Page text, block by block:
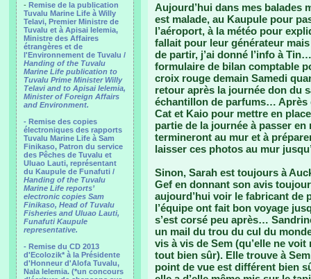
- Remise de la publication
Tuvalu Marine Life à Willy
Telavi, Premier Ministre de
Tuvalu et à Apisai Ielemia,
Ministre des Affaires
étrangères et de
l'Environnement de Tuvalu /
Handing of the Tuvalu
Marine Life publication to
Tuvalu Prime Minister Willy
Telavi and to Apisai Ielemia,
Minister of Foreign Affairs
and Environment.
- Remise des copies
électroniques des rapports
Tuvalu Marine Life à Sam
Finikaso, Patron du service
des Pêches de Tuvalu et
Uluao Lauti, représentant
du Kaupule de Funafuti /
Handing of the Tuvalu
Marine Life reports’
electronic copies Sam
Finikaso, Head of Tuvalu
Fisheries and Uluao Lauti,
Funafuti Kaupule
representative.
- Remise du CD 2013
d'Ecolozik* à la Présidente
d'Honneur d'Alofa Tuvalu,
Nala Ielemia. (*un concours
Aujourd’hui dans mes balades
est malade, au Kaupule pour
l’aéroport, à la météo pour
fallait pour leur générateur
de partir, j’ai donné l’info à
formulaire de bilan comptable
croix rouge demain Samedi
retour après la journée don du
échantillon de parfums… Après
Cat et Kaio pour mettre en
partie de la journée à passer
termineront au mur et à
laisser ces photos au mur
Sinon, Sarah est toujours à
Gef en donnant son avis
aujourd’hui voir le fabricant de
l’équipe ont fait bon voyage
s’est corsé peu après…
un mail du trou du cul du
vis à vis de Sem (qu’elle ne
tout bien sûr). Elle trouve à
point de vue est différent bien